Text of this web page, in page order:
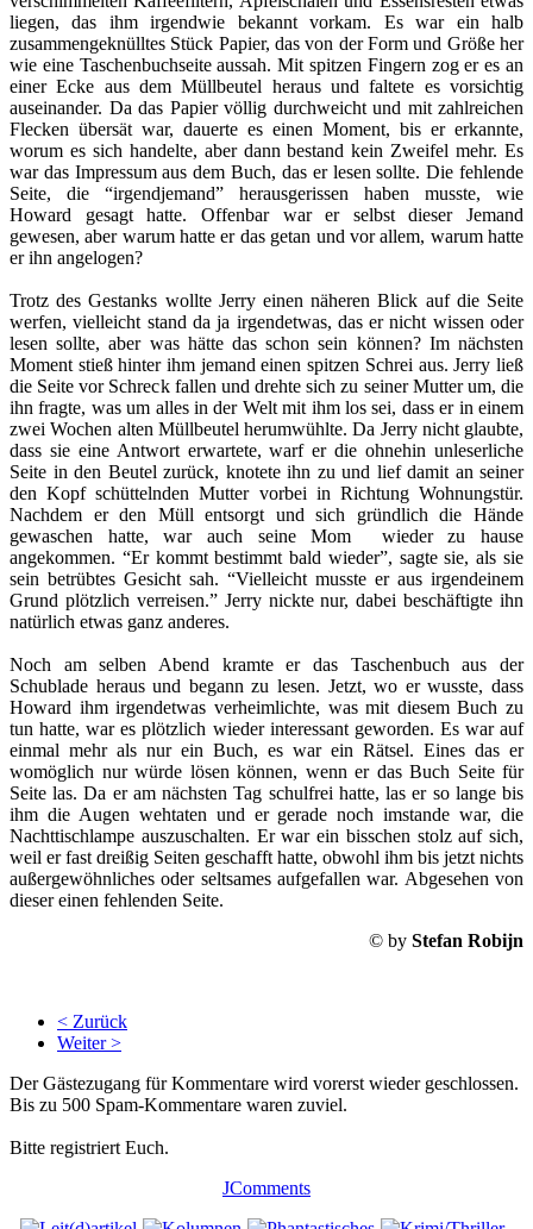
liegen, das ihm irgendwie bekannt vorkam. Es war ein halb
zusammengeknülltes Stück Papier, das von der Form und Größe her
wie eine Taschenbuchseite aussah. Mit spitzen Fingern zog er es an
einer Ecke aus dem Müllbeutel heraus und faltete es vorsichtig
auseinander. Da das Papier völlig durchweicht und mit zahlreichen
Flecken übersät war, dauerte es einen Moment, bis er erkannte,
worum es sich handelte, aber dann bestand kein Zweifel mehr. Es
war das Impressum aus dem Buch, das er lesen sollte. Die fehlende
Seite, die “irgendjemand” herausgerissen haben musste, wie
Howard gesagt hatte. Offenbar war er selbst dieser Jemand
gewesen, aber warum hatte er das getan und vor allem, warum hatte
er ihn angelogen?
Trotz des Gestanks wollte Jerry einen näheren Blick auf die Seite
werfen, vielleicht stand da ja irgendetwas, das er nicht wissen oder
lesen sollte, aber was hätte das schon sein können? Im nächsten
Moment stieß hinter ihm jemand einen spitzen Schrei aus. Jerry ließ
die Seite vor Schreck fallen und drehte sich zu seiner Mutter um, die
ihn fragte, was um alles in der Welt mit ihm los sei, dass er in einem
zwei Wochen alten Müllbeutel herumwühlte. Da Jerry nicht glaubte,
dass sie eine Antwort erwartete, warf er die ohnehin unleserliche
Seite in den Beutel zurück, knotete ihn zu und lief damit an seiner
den Kopf schüttelnden Mutter vorbei in Richtung Wohnungstür.
Nachdem er den Müll entsorgt und sich gründlich die Hände
gewaschen hatte, war auch seine Mom wieder zu hause
angekommen. “Er kommt bestimmt bald wieder”, sagte sie, als sie
sein betrübtes Gesicht sah. “Vielleicht musste er aus irgendeinem
Grund plötzlich verreisen.” Jerry nickte nur, dabei beschäftigte ihn
natürlich etwas ganz anderes.
Noch am selben Abend kramte er das Taschenbuch aus der
Schublade heraus und begann zu lesen. Jetzt, wo er wusste, dass
Howard ihm irgendetwas verheimlichte, was mit diesem Buch zu
tun hatte, war es plötzlich wieder interessant geworden. Es war auf
einmal mehr als nur ein Buch, es war ein Rätsel. Eines das er
womöglich nur würde lösen können, wenn er das Buch Seite für
Seite las. Da er am nächsten Tag schulfrei hatte, las er so lange bis
ihm die Augen wehtaten und er gerade noch imstande war, die
Nachttischlampe auszuschalten. Er war ein bisschen stolz auf sich,
weil er fast dreißig Seiten geschafft hatte, obwohl ihm bis jetzt nichts
außergewöhnliches oder seltsames aufgefallen war. Abgesehen von
dieser einen fehlenden Seite.
© by Stefan Robijn
< Zurück
Weiter >
Der Gästezugang für Kommentare wird vorerst wieder geschlossen.
Bis zu 500 Spam-Kommentare waren zuviel.
Bitte registriert Euch.
JComments